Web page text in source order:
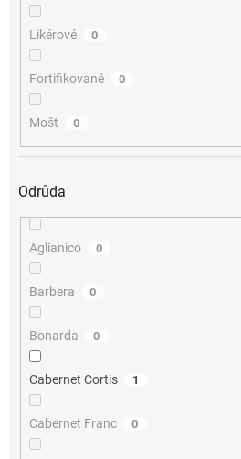
Likérové 0
Fortifikované 0
Mošt 0
Odrůda
Aglianico 0
Barbera 0
Bonarda 0
Cabernet Cortis 1
Cabernet Franc 0